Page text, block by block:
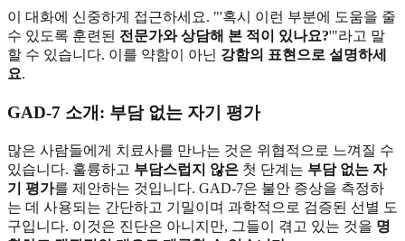
이 대화에 신중하게 접근하세요. "'혹시 이런 부분에 도움을 줄
수 있도록 훈련된 전문가와 상담해 본 적이 있나요?'"라고 말
할 수 있습니다. 이를 약함이 아닌 강함의 표현으로 설명하세
요.
GAD-7 소개: 부담 없는 자기 평가
많은 사람들에게 치료사를 만나는 것은 위협적으로 느껴질 수
있습니다. 훌륭하고 부담스럽지 않은 첫 단계는 부담 없는 자
기 평가를 제안하는 것입니다. GAD-7은 불안 증상을 측정하
는 데 사용되는 간단하고 기밀이며 과학적으로 검증된 선별 도
구입니다. 이것은 진단은 아니지만, 그들이 겪고 있는 것을 명